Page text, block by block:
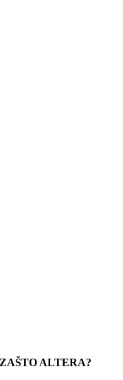
ZAŠTO ALTERA?